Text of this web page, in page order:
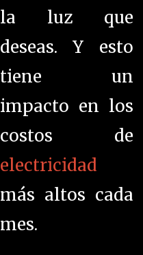
la luz que
deseas. Y esto
tiene un
impacto en los
costos de
electricidad
más altos cada
mes.